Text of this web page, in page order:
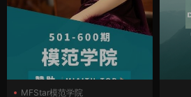
MFStar模范学院